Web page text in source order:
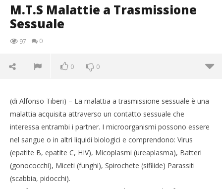
M.T.S Malattie a Trasmissione
Sessuale
97 0
0 0
07/08/2011
Redazione
(di Alfonso Tiberi) – La malattia a trasmissione sessuale è una
malattia acquisita attraverso un contatto sessuale che
interessa entrambi i partner. I microorganismi possono essere
nel sangue o in altri liquidi biologici e comprendono: Virus
(epatite B, epatite C, HIV), Micoplasmi (ureaplasma), Batteri
(gonococchi), Miceti (funghi), Spirochete (sifilide) Parassiti
(scabbia, pidocchi).